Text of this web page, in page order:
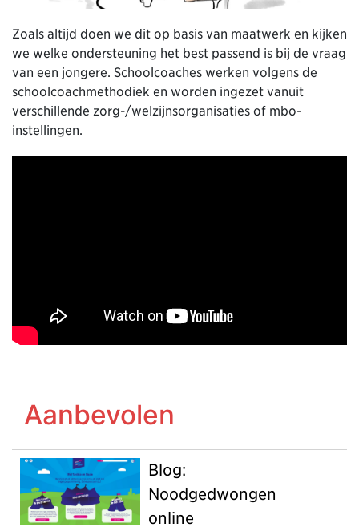
Zoals altijd doen we dit op basis van maatwerk en kijken
we welke ondersteuning het best passend is bij de vraag
van een jongere. Schoolcoaches werken volgens de
schoolcoachmethodiek en worden ingezet vanuit
verschillende zorg-/welzijnsorganisaties of mbo-
instellingen.
Aanbevolen
Blog:
Noodgedwongen
online